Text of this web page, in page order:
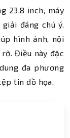
23,8 inch, máy
đáng chú ý.
hình ảnh, nội
Điều này đặc
đa phương
tin đồ họa.